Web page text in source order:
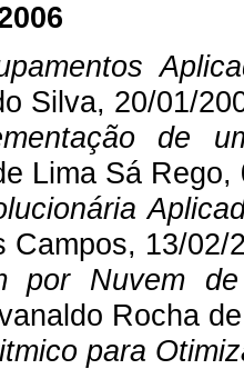
Silva, 20/01/
de
Lima Sá Rego,
Campos, 13/02/
por Nuvem
Rocha
para